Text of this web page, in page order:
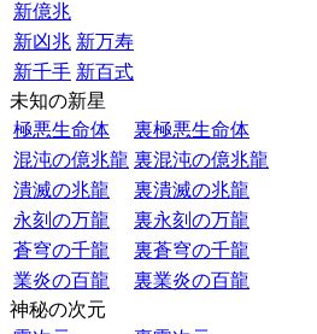
新億兆
新凶兆 新万寿
新千手 新百式
未知の新星
極悪生命体
裏極悪生命体
混沌の億兆龍 裏混沌の億兆龍
潰滅の兆龍
裏潰滅の兆龍
永刻の万龍
裏永刻の万龍
蒼穹の千龍
裏蒼穹の千龍
業炎の百龍
裏業炎の百龍
神秘の次元